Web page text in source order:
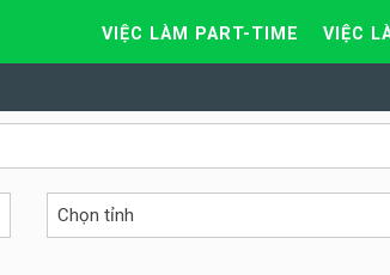
VIỆC LÀM PART-TIME VIỆC